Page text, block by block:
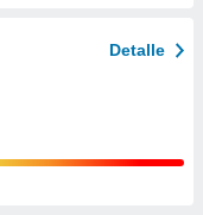
Detalle